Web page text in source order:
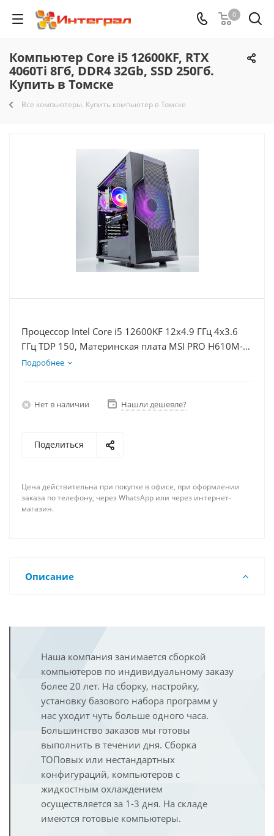
0
Компьютер Core i5 12600KF, RTX
4060Ti 8Гб, DDR4 32Gb, SSD 250Гб.
Купить в Томске
Все компьютеры. Купить компьютер в Томске
Процессор Intel Core i5 12600KF 12x4.9 ГГц 4x3.6
ГГц TDP 150, Материнская плата MSI PRO H610M-E,
Видеокарта RTX 4060Ti 8Гб, Память DDR4 32Gb,
Подробнее
Нет в наличии Нашли дешевле?
Поделиться
Цена действительна при покупке в офисе, при оформлении
заказа по телефону, через WhatsApp или через интернет-
магазин.
Описание
Наша компания занимается сборкой
компьютеров по индивидуальному заказу
более 20 лет. На сборку, настройку,
установку базового набора программ у
нас уходит чуть больше одного часа.
Большинство заказов мы готовы
выполнить в течении дня. Сборка
ТОПовых или нестандартных
конфигураций, компьютеров с
жидкостным охлаждением
осуществляется за 1-3 дня. На складе
имеются готовые компьютеры.